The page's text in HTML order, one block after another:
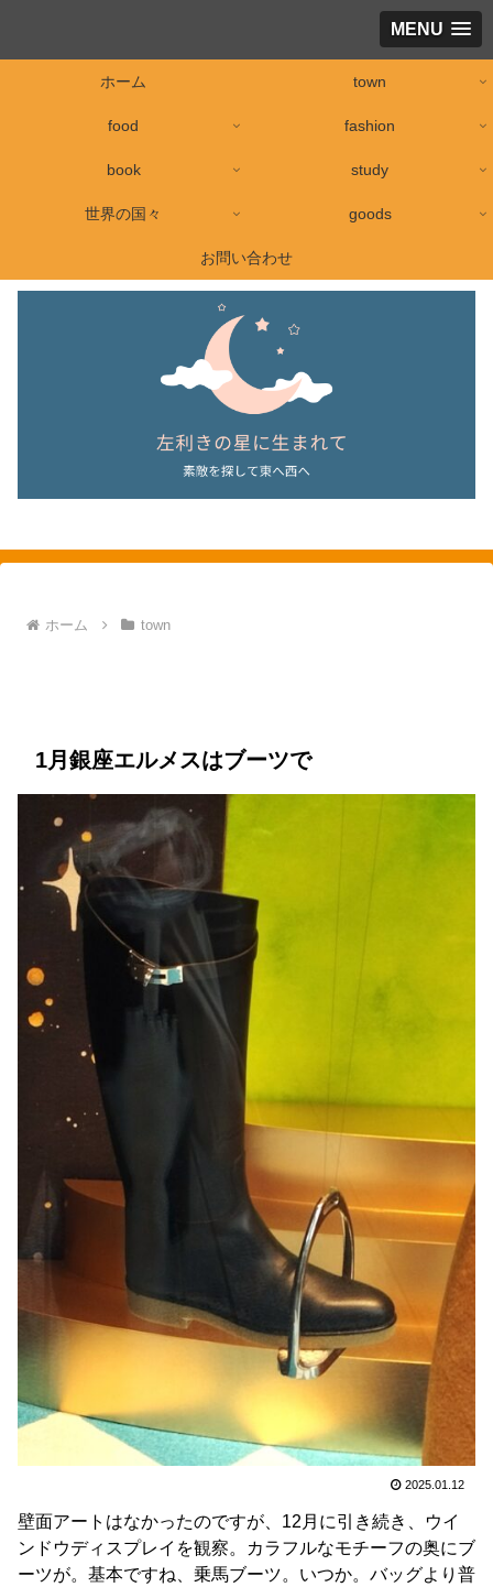
MENU
ホーム town
food fashion
book study
世界の国々 goods
お問い合わせ
ホーム town
1月銀座エルメスはブーツで
2025.01.12
壁面アートはなかったのですが、12月に引き続き、ウイ
ンドウディスプレイを観察。カラフルなモチーフの奥にブ
ーツが。基本ですね、乗馬ブーツ。いつか。バッグより普